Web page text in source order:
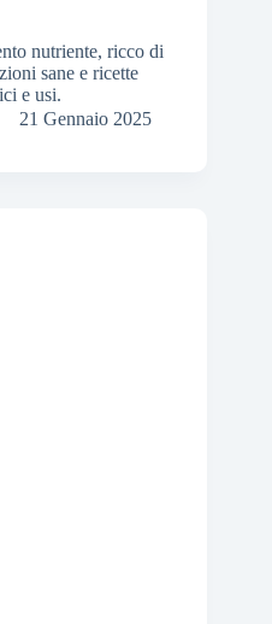
nutriente, ricco di
sane e ricette
e usi.
21 Gennaio 2025